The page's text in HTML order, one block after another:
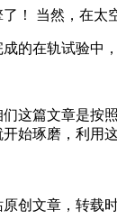
！ 当然，在太
的在轨试验中
这篇文章是按
开始琢磨，利
创文章，转载